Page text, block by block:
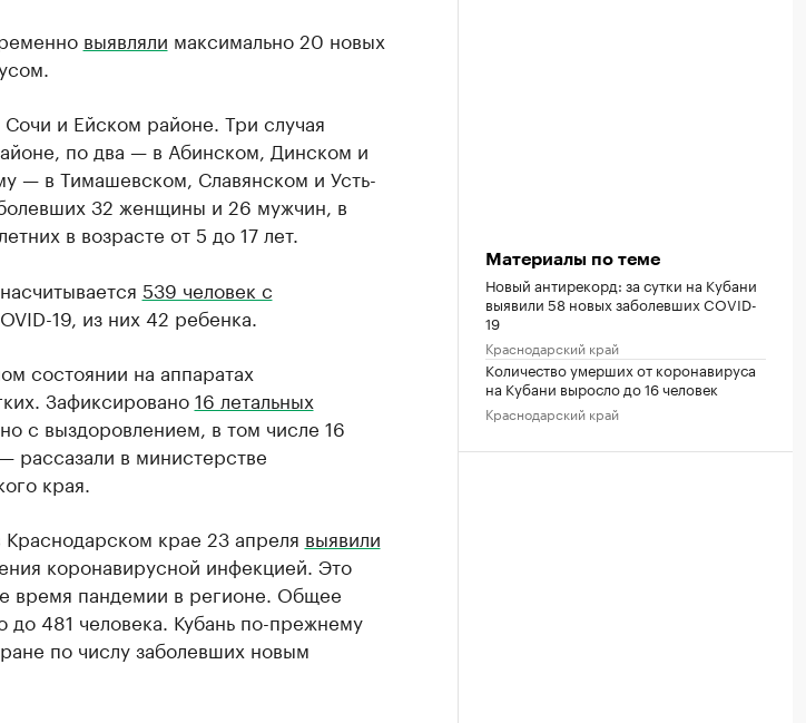
выявляли максимально 20 новых
и Ейском районе. Три случая
по два — в Абинском, Динском и
— в Тимашевском, Славянском и Усть-
32 женщины и 26 мужчин, в
в возрасте от 5 до 17 лет.
539 человек с
19, из них 42 ребенка.
состоянии на аппаратах
Зафиксировано16 летальных
с выздоровлением, в том числе 16
рассазали в министерстве
края.
крае 23 апреля выявили
коронавирусной инфекцией. Это
время пандемии в регионе. Общее
до 481 человека. Кубань по-прежнему
по числу заболевших новым
Материалы по теме
Новый антирекорд: за сутки на Кубани
выявили 58 новых заболевших COVID-
19
Краснодарский край
Количество умерших от коронавируса
на Кубани выросло до 16 человек
Краснодарский край